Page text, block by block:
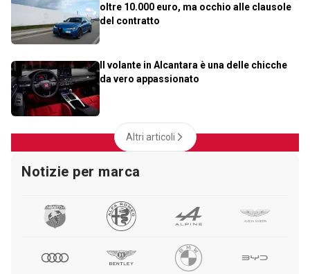
oltre 10.000 euro, ma occhio alle clausole
del contratto
Il volante in Alcantara è una delle chicche
da vero appassionato
Altri articoli
Notizie per marca